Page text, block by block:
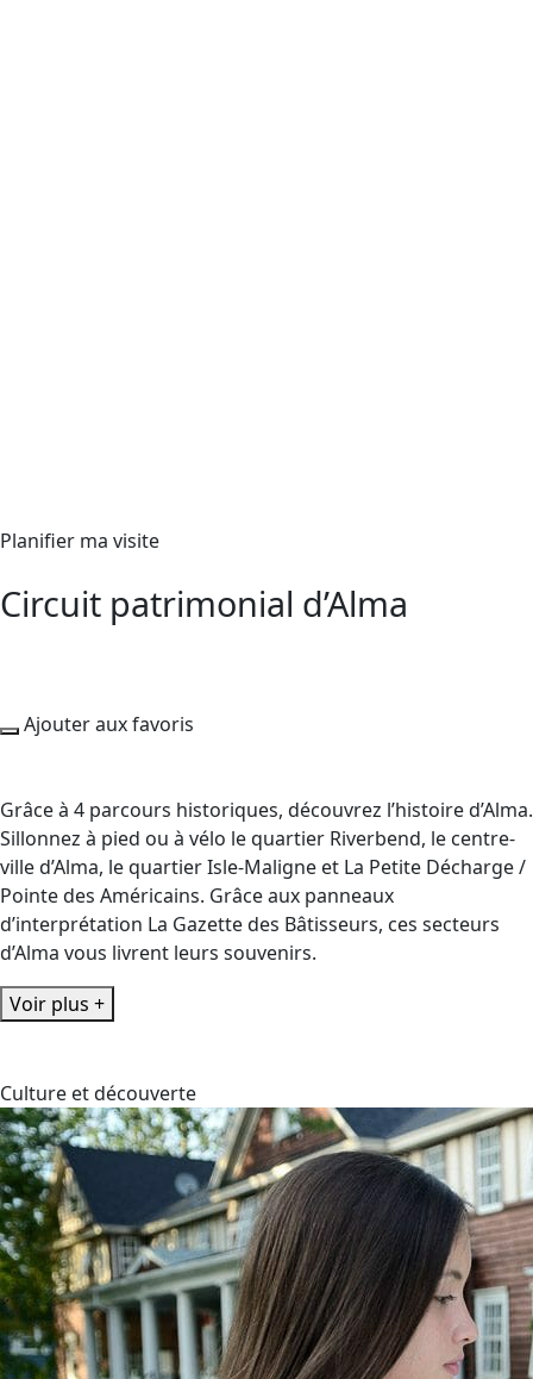
Planifier ma visite
Circuit patrimonial d’Alma
Ajouter aux favoris
Grâce à 4 parcours historiques, découvrez l’histoire d’Alma.
Sillonnez à pied ou à vélo le quartier Riverbend, le centre-
ville d’Alma, le quartier Isle-Maligne et La Petite Décharge /
Pointe des Américains. Grâce aux panneaux
d’interprétation La Gazette des Bâtisseurs, ces secteurs
d’Alma vous livrent leurs souvenirs.
Voir plus +
Culture et découverte